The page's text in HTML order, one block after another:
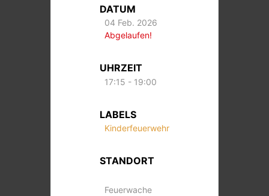
DATUM
04 Feb. 2026
Abgelaufen!
UHRZEIT
17:15 - 19:00
LABELS
Kinderfeuerwehr
STANDORT
Feuerwache